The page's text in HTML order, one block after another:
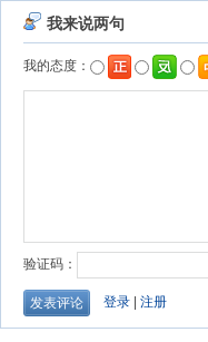
我来说两句
我的态度：
验证码：
登录 注册